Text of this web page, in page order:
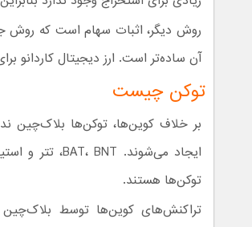
روش دیگر، اثبات سهام است که روش
آن ساده‌تر است. ارز دیجیتال کاردانو
توکن چیست
بر خلاف کوین‌ها، توکن‌ها بلاک‌چین
توکن‌ها هستند.
تراکنش‌های کوین‌ها توسط بلاک‌چین